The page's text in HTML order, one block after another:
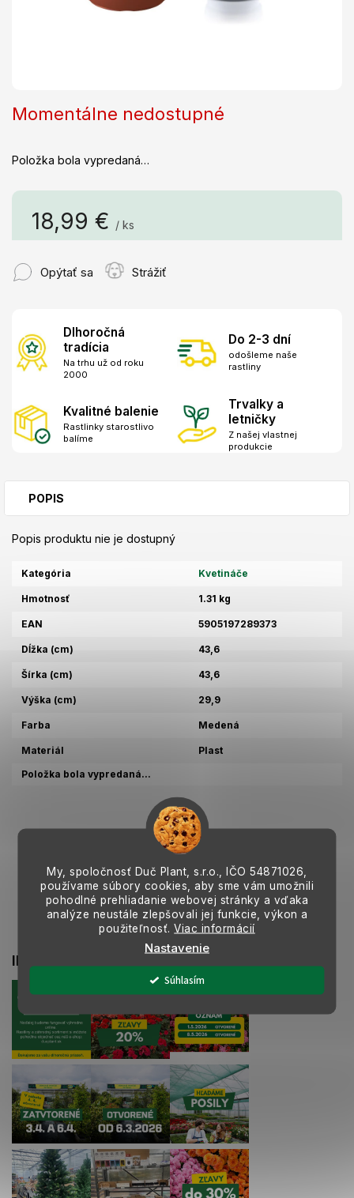
My, spoločnosť Duč Plant, s.r.o., IČO 54871026,
používame súbory cookies, aby sme vám umožnili
pohodlné prehliadanie webovej stránky a vďaka
analýze neustále zlepšovali jej funkcie, výkon a
použiteľnosť.Viac informácií
Nastavenie
Súhlasím
18,99 € / ks
Momentálne nedostupné
Položka bola vypredaná…
Opýtať sa Strážiť
Dlhoročná
tradícia
Na trhu už od roku
2000
Do 2-3 dní
odošleme naše
rastliny
Kvalitné balenie
Rastlinky starostlivo
balíme
Trvalky a
letničky
Z našej vlastnej
produkcie
POPIS
Popis produktu nie je dostupný
Kategória Kvetináče
Hmotnosť 1.31 kg
EAN 5905197289373
Dĺžka (cm) 43,6
Šírka (cm) 43,6
Výška (cm) 29,9
Farba Medená
Materiál
Plast
Položka bola vypredaná…
INSTAGRAM